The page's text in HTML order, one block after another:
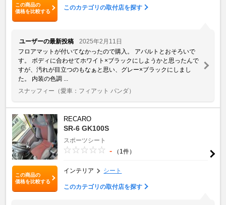
この商品の
価格を比較する
このカテゴリの取付店を探す
ユーザーの最新投稿
2025年2月11日
フロアマットが付いてなかったので購入。 アバルトとおそろいで
す。 ボディに合わせてホワイト×ブラックにしようかと思ったんで
すが、汚れが目立つのもなぁと思い、グレー×ブラックにしまし
た。 内装の色調 ...
スナッフィー （愛車：フィアット パンダ）
この商品の
価格を比較する
RECARO
SR-6 GK100S
スポーツシート
- （1件）
インテリア シート
このカテゴリの取付店を探す